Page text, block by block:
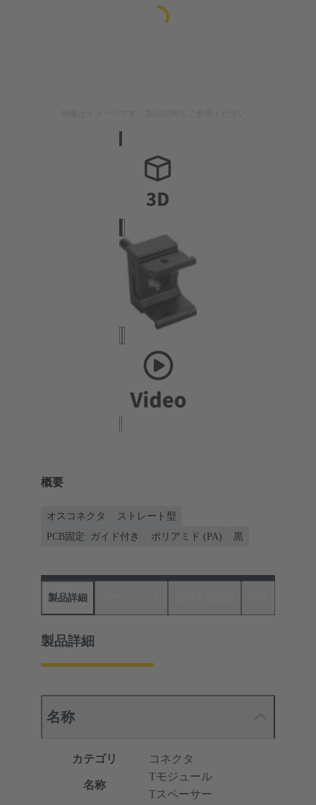
概要
オスコネクタ
ストレート型
PCB固定: ガイド付き
ポリアミド (PA) 黒
製品詳細
製品詳細
名称
カテゴリ コネクタ
名称
Tモジュール
Tスペーサー